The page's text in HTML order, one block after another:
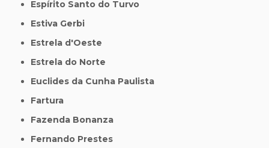
Espírito Santo do Turvo
Estiva Gerbi
Estrela d'Oeste
Estrela do Norte
Euclides da Cunha Paulista
Fartura
Fazenda Bonanza
Fernando Prestes